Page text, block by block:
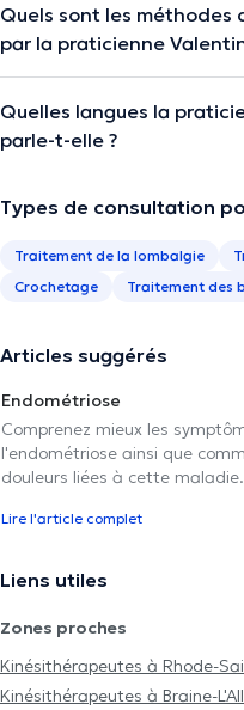
Quels sont les méthodes
par la praticienne
Quelles langues la
parle-t-elle ?
Types de consultation
Traitement de la lombalgie
Crochetage
Traitement des
Articles suggérés
Endométriose
Comprenez mieux les
l'endométriose ainsi que
douleurs liées à cette maladie.
Lire l'article complet
Liens utiles
Zones proches
Kinésithérapeutes à Rhode-
Kinésithérapeutes à Braine-